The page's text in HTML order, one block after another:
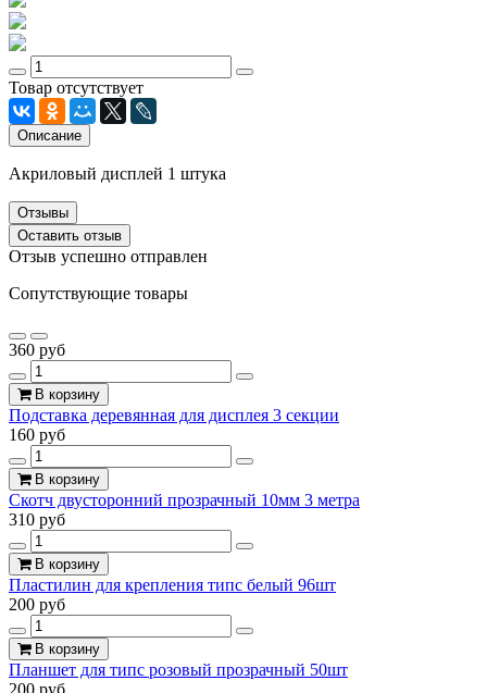
Товар отсутствует
Описание
Акриловый дисплей 1 штука
Отзывы
Оставить отзыв
Отзыв успешно отправлен
Сопутствующие товары
360 руб
В корзину
Подставка деревянная для дисплея 3 секции
160 руб
В корзину
Скотч двусторонний прозрачный 10мм 3 метра
310 руб
В корзину
Пластилин для крепления типс белый 96шт
200 руб
В корзину
Планшет для типс розовый прозрачный 50шт
200 руб